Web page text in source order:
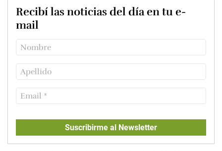
Recibí las noticias del día en tu e-
mail
Suscribirme al Newsletter